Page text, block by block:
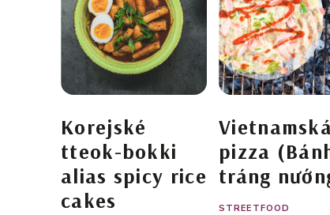
Korejské
tteok-bokki
alias spicy rice
cakes
pizza
tráng
STREETFOOD